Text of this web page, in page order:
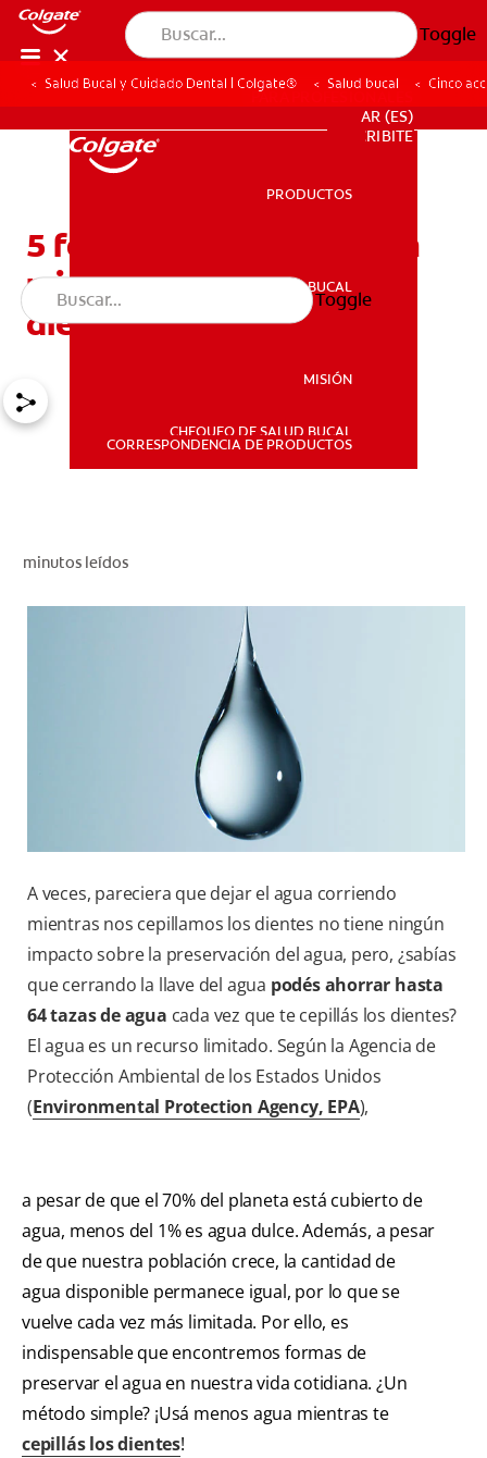
Toggle
SALUD BUCAL
PARA PROFESIONALES
AR (ES)
SUSCRIBITE
PRODUCTOS
SALUD BUCAL
MISIÓN
CHEQUEO DE SALUD BUCAL
CORRESPONDENCIA DE PRODUCTOS
Toggle
Salud Bucal y Cuidado Dental | Colgate® Salud bucal Cinco
5 formas de ahorrar agua
mientras te cepillás los
dientes
minutos leídos
A veces, pareciera que dejar el agua corriendo
mientras nos cepillamos los dientes no tiene ningún
impacto sobre la preservación del agua, pero, ¿sabías
que cerrando la llave del agua podés ahorrar hasta
64 tazas de agua cada vez que te cepillás los dientes?
El agua es un recurso limitado. Según la Agencia de
Protección Ambiental de los Estados Unidos
(Environmental Protection Agency, EPA),
a pesar de que el 70% del planeta está cubierto de
agua, menos del 1% es agua dulce. Además, a pesar
de que nuestra población crece, la cantidad de
agua disponible permanece igual, por lo que se
vuelve cada vez más limitada. Por ello, es
indispensable que encontremos formas de
preservar el agua en nuestra vida cotidiana. ¿Un
método simple? ¡Usá menos agua mientras te
cepillás los dientes!